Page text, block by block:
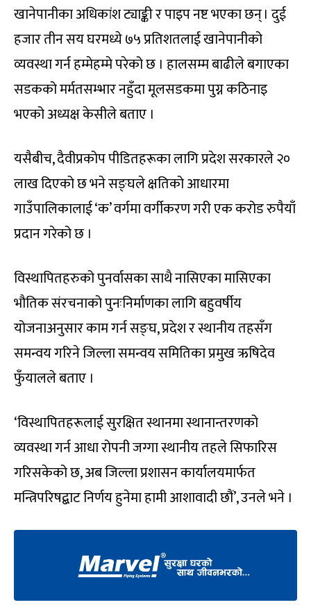
खानेपानीका अधिकांश ट्याङ्की र पाइप नष्ट भएका छन् । दुई
हजार तीन सय घरमध्ये ७५ प्रतिशतलाई खानेपानीको
व्यवस्था गर्न हम्मेहम्मे परेको छ । हालसम्म बाढीले बगाएका
सडकको मर्मतसम्भार नहुँदा मूलसडकमा पुग्न कठिनाइ
भएको अध्यक्ष केसीले बताए ।
यसैबीच, दैवीप्रकोप पीडितहरूका लागि प्रदेश सरकारले २०
लाख दिएको छ भने सङ्घले क्षतिको आधारमा
गाउँपालिकालाई ‘क’ वर्गमा वर्गीकरण गरी एक करोड रुपैयाँ
प्रदान गरेको छ ।
विस्थापितहरुको पुनर्वासका साथै नासिएका मासिएका
भौतिक संरचनाको पुनःनिर्माणका लागि बहुवर्षीय
योजनाअनुसार काम गर्न सङ्घ, प्रदेश र स्थानीय तहसँग
समन्वय गरिने जिल्ला समन्वय समितिका प्रमुख ऋषिदेव
फुँयालले बताए ।
‘विस्थापितहरूलाई सुरक्षित स्थानमा स्थानान्तरणको
व्यवस्था गर्न आधा रोपनी जग्गा स्थानीय तहले सिफारिस
गरिसकेको छ, अब जिल्ला प्रशासन कार्यालयमार्फत
मन्त्रिपरिषद्बाट निर्णय हुनेमा हामी आशावादी छौं’, उनले भने ।